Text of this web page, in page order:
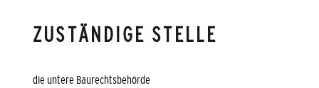
ZUSTÄNDIGE STELLE
die untere Baurechtsbehörde